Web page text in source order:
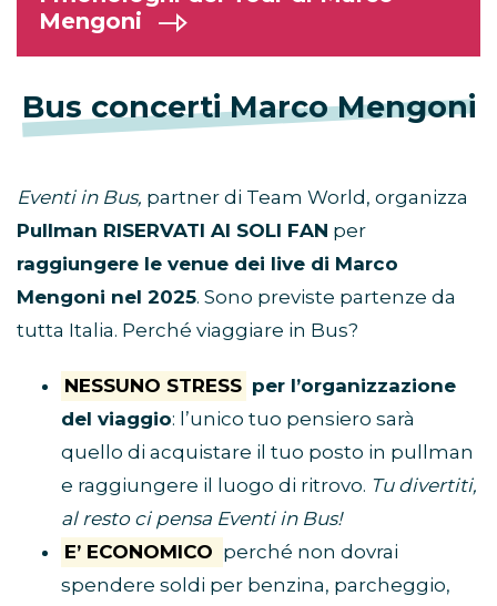
Mengoni
Bus concerti Marco Mengoni
Eventi in Bus, partner di Team World, organizza
Pullman RISERVATI AI SOLI FAN per
raggiungere le venue dei live di Marco
Mengoni nel 2025. Sono previste partenze da
tutta Italia. Perché viaggiare in Bus?
NESSUNO STRESS per l’organizzazione
del viaggio: l’unico tuo pensiero sarà
quello di acquistare il tuo posto in pullman
e raggiungere il luogo di ritrovo. Tu divertiti,
al resto ci pensa Eventi in Bus!
E’ ECONOMICO perché non dovrai
spendere soldi per benzina, parcheggio,